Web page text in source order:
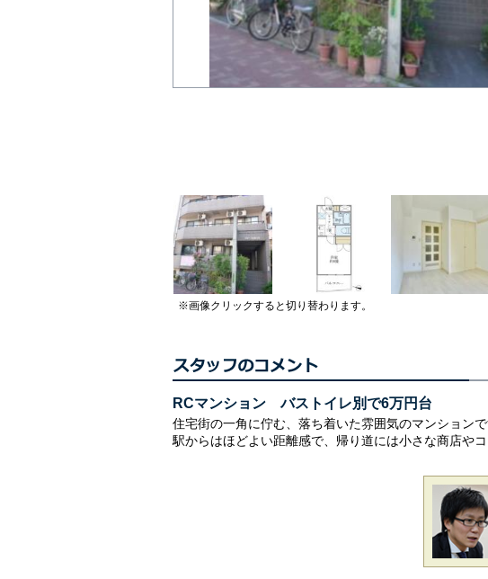
※画像クリックすると切り替わります。
RCマンション バストイレ別で6万円台
住宅街の一角に佇む、落ち着いた雰囲気のマンションで
駅からはほどよい距離感で、帰り道には小さな商店や